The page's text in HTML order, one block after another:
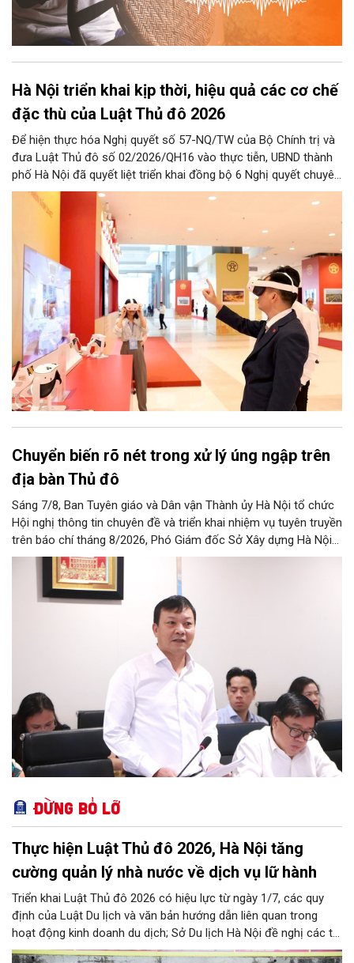
Hà Nội triển khai kịp thời, hiệu quả các cơ chế
đặc thù của Luật Thủ đô 2026
Để hiện thực hóa Nghị quyết số 57-NQ/TW của Bộ Chính trị và
đưa Luật Thủ đô số 02/2026/QH16 vào thực tiễn, UBND thành
phố Hà Nội đã quyết liệt triển khai đồng bộ 6 Nghị quyết chuyên
đề của HĐND Thành phố. Đợt triển khai này đề ra khung chính
sách cùng hệ thống giải pháp toàn diện nhằm cụ thể hóa các
cơ chế đặc thù, tạo động lực bứt phá cho phát triển khoa học,
công nghệ, đổi mới sáng tạo và chuyển đổi số trên địa bàn Thủ
đô.
Chuyển biến rõ nét trong xử lý úng ngập trên
địa bàn Thủ đô
Sáng 7/8, Ban Tuyên giáo và Dân vận Thành ủy Hà Nội tổ chức
Hội nghị thông tin chuyên đề và triển khai nhiệm vụ tuyên truyền
trên báo chí tháng 8/2026, Phó Giám đốc Sở Xây dựng Hà Nội
Trương Hải Long đã thông tin về việc tổ chức triển khai thực
hiện các giải pháp về xử lý úng ngập trên địa bàn thành phố.
Đừng bỏ lỡ
Thực hiện Luật Thủ đô 2026, Hà Nội tăng
cường quản lý nhà nước về dịch vụ lữ hành
Triển khai Luật Thủ đô 2026 có hiệu lực từ ngày 1/7, các quy
định của Luật Du lịch và văn bản hướng dẫn liên quan trong
hoạt động kinh doanh du dịch; Sở Du lịch Hà Nội đề nghị các tổ
chức, đơn vị, doanh nghiệp kinh doanh dịch vụ lữ hành trên địa